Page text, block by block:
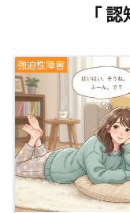
「
強迫性障害